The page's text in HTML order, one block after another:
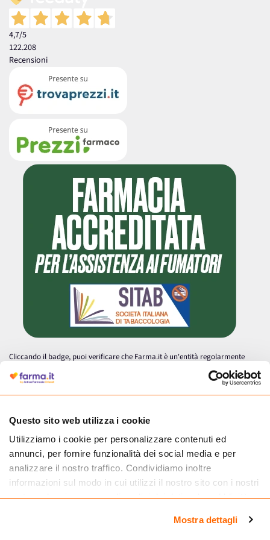
Questo sito web utilizza i cookie
Utilizziamo i cookie per personalizzare contenuti ed
annunci, per fornire funzionalità dei social media e per
analizzare il nostro traffico. Condividiamo inoltre
informazioni sul modo in cui utilizzi il nostro sito con i nostri
partner che si occupano di analisi dei dati web, pubblicità e
informazioni che hai fornito loro o che hanno raccolto dal
Mostra dettagli
4,7/5
122.208
Recensioni
Cliccando il badge, puoi verificare che Farma.it è un'entità regolarmente
autorizzata dal Ministero della Salute a effettuare la vendita online di
medicinali.